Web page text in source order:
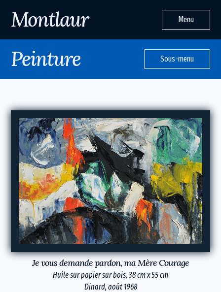
Montlaur Menu
Peinture Sous-menu
Je vous demande pardon, ma Mère Courage
Huile sur papier sur bois, 38 cm x 55 cm
Dinard, août 1968